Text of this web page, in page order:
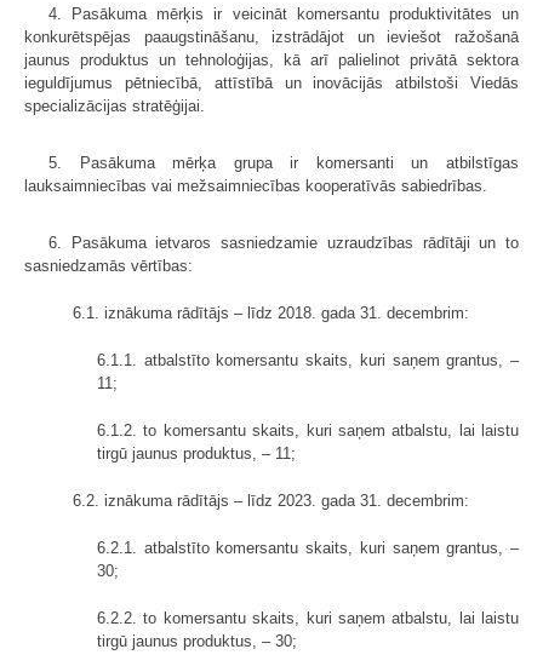
4. Pasākuma mērķis ir veicināt komersantu produktivitātes un
konkurētspējas paaugstināšanu, izstrādājot un ieviešot ražošanā
jaunus produktus un tehnoloģijas, kā arī palielinot privātā sektora
ieguldījumus pētniecībā, attīstībā un inovācijās atbilstoši Viedās
specializācijas stratēģijai.
5. Pasākuma mērķa grupa ir komersanti un atbilstīgas
lauksaimniecības vai mežsaimniecības kooperatīvās sabiedrības.
6. Pasākuma ietvaros sasniedzamie uzraudzības rādītāji un to
sasniedzamās vērtības:
6.1. iznākuma rādītājs – līdz 2018. gada 31. decembrim:
6.1.1. atbalstīto komersantu skaits, kuri saņem grantus, –
11;
6.1.2. to komersantu skaits, kuri saņem atbalstu, lai laistu
tirgū jaunus produktus, – 11;
6.2. iznākuma rādītājs – līdz 2023. gada 31. decembrim:
6.2.1. atbalstīto komersantu skaits, kuri saņem grantus, –
30;
6.2.2. to komersantu skaits, kuri saņem atbalstu, lai laistu
tirgū jaunus produktus, – 30;